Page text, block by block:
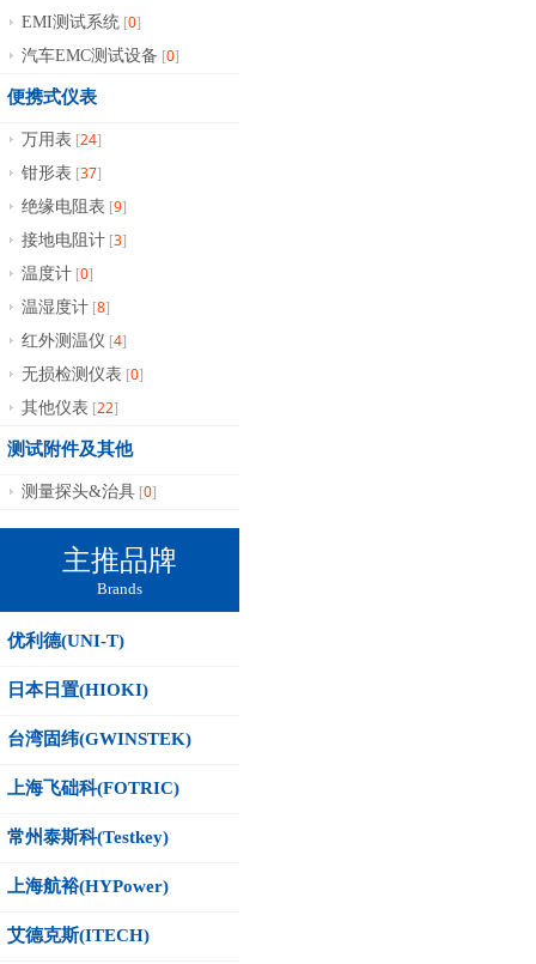
EMI测试系统 [0]
汽车EMC测试设备 [0]
便携式仪表
万用表 [24]
钳形表 [37]
绝缘电阻表 [9]
接地电阻计 [3]
温度计 [0]
温湿度计 [8]
红外测温仪 [4]
无损检测仪表 [0]
其他仪表 [22]
测试附件及其他
测量探头&治具 [0]
主推品牌
Brands
优利德(UNI-T)
日本日置(HIOKI)
台湾固纬(GWINSTEK)
上海飞础科(FOTRIC)
常州泰斯科(Testkey)
上海航裕(HYPower)
艾德克斯(ITECH)